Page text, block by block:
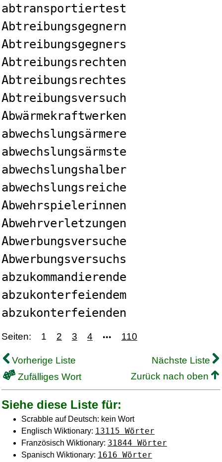
abtransportiertest
Abtreibungsgegnern
Abtreibungsgegners
Abtreibungsrechten
Abtreibungsrechtes
Abtreibungsversuch
Abwärmekraftwerken
abwechslungsärmere
abwechslungsärmste
abwechslungshalber
abwechslungsreiche
Abwehrspielerinnen
Abwehrverletzungen
Abwerbungsversuche
Abwerbungsversuchs
abzukommandierende
abzukonterfeiendem
abzukonterfeienden
Seiten: 1 2 3 4 ••• 110
Vorherige Liste
Nächste Liste
Zufälliges Wort
Zurück nach oben
Siehe diese Liste für:
Scrabble auf Deutsch: kein Wort
Englisch Wiktionary: 13115 Wörter
Französisch Wiktionary: 31844 Wörter
Spanisch Wiktionary: 1616 Wörter